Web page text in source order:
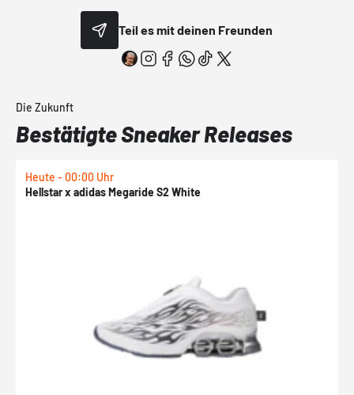
Teil es mit deinen Freunden
Die Zukunft
Bestätigte Sneaker Releases
Heute - 00:00 Uhr
Hellstar x adidas Megaride S2 White